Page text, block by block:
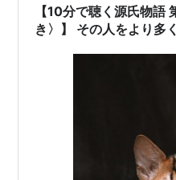
参考になれば幸いです。
【10分で聴く源氏物語
き〉】 その人をより多